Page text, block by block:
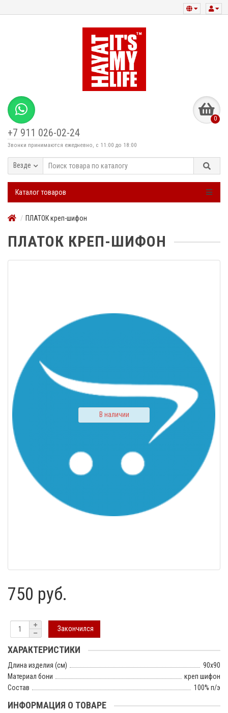
+7 911 026-02-24
Звонки принимаются ежедневно, с 11:00 до 18:00
0
Везде
Каталог товаров
ПЛАТОК креп-шифон
ПЛАТОК КРЕП-ШИФОН
В наличии
750 руб.
Закончился
ХАРАКТЕРИСТИКИ
Длина изделия (см)
90х90
Материал бони
креп шифон
Состав
100% п/э
ИНФОРМАЦИЯ О ТОВАРЕ